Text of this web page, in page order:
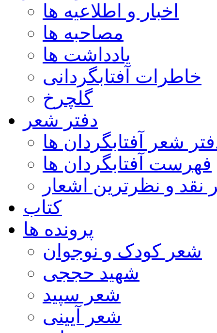
اخبار و اطلاعیه ها
مصاحبه ها
یادداشت ها
خاطرات آفتابگردانی
گلچرخ
دفتر شعر
شعر آفتابگردان ها
فهرست آفتابگردان ها
نقد و نظرترین اشعار
کتاب
پرونده ها
شعر کودک و نوجوان
شهید حججی
شعر سپید
شعر آیینی